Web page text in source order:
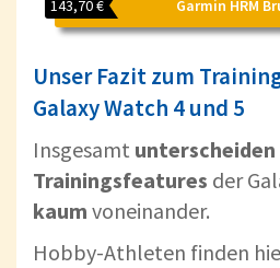
Garmin HRM
143,70 €
Unser Fazit zum
Galaxy Watch 4 und 5
Insgesamt unterscheiden
Trainingsfeatures der
kaum voneinander.
Hobby-Athleten finden